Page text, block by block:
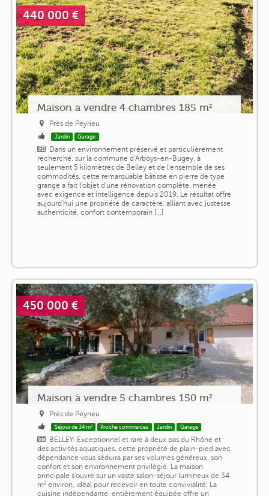
440 000 €
Maison a vendre 4 chambres 185 m²
Près de Peyrieu
Jardin Garage
Dans un environnement préservé et particulièrement
recherché, sur la commune d'Arboys-en-Bugey, à
seulement 5 kilomètres de Belley et de l'ensemble de ses
commodités, cette remarquable bâtisse en pierre de type
grange a fait l'objet d'une rénovation complète, menée
avec exigence et intelligence depuis 2019. Le résultat offre
aujourd'hui une propriété de caractère, alliant avec justesse
authenticité, confort contemporain [...]
450 000 €
Maison à vendre 5 chambres 150 m²
Près de Peyrieu
Séjour de 34 m² Proche commerces Jardin Garage
BELLEY. Exceptionnel et rare à deux pas du Rhône et
des activités aquatiques, cette propriété de plain-pied avec
dépendance vous séduira par ses volumes généreux, son
confort et son environnement privilégié. La maison
principale s'ouvre sur un vaste salon-séjour lumineux de 34
m² environ, idéal pour recevoir en toute convivialité. La
cuisine indépendante, entièrement équipée offre un